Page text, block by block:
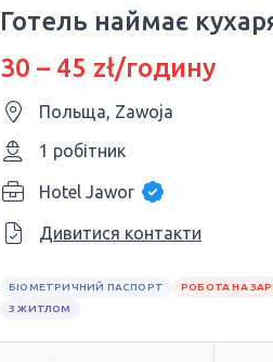
Готель наймає
30 – 45 zł/годину
Польща, Zawoja
1 робітник
Hotel Jawor
Дивитися контакти
БІОМЕТРИЧНИЙ ПАСПОРТ РОБОТА НА
З ЖИТЛОМ